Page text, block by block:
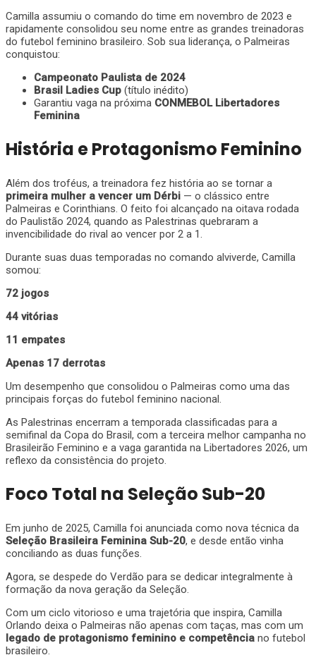
Camilla assumiu o comando do time em novembro de 2023 e
rapidamente consolidou seu nome entre as grandes treinadoras
do futebol feminino brasileiro. Sob sua liderança, o Palmeiras
conquistou:
Campeonato Paulista de 2024
Brasil Ladies Cup (título inédito)
Garantiu vaga na próxima CONMEBOL Libertadores
Feminina
História e Protagonismo Feminino
Além dos troféus, a treinadora fez história ao se tornar a
primeira mulher a vencer um Dérbi — o clássico entre
Palmeiras e Corinthians. O feito foi alcançado na oitava rodada
do Paulistão 2024, quando as Palestrinas quebraram a
invencibilidade do rival ao vencer por 2 a 1.
Durante suas duas temporadas no comando alviverde, Camilla
somou:
72 jogos
44 vitórias
11 empates
Apenas 17 derrotas
Um desempenho que consolidou o Palmeiras como uma das
principais forças do futebol feminino nacional.
As Palestrinas encerram a temporada classificadas para a
semifinal da Copa do Brasil, com a terceira melhor campanha no
Brasileirão Feminino e a vaga garantida na Libertadores 2026, um
reflexo da consistência do projeto.
Foco Total na Seleção Sub-20
Em junho de 2025, Camilla foi anunciada como nova técnica da
Seleção Brasileira Feminina Sub-20, e desde então vinha
conciliando as duas funções.
Agora, se despede do Verdão para se dedicar integralmente à
formação da nova geração da Seleção.
Com um ciclo vitorioso e uma trajetória que inspira, Camilla
Orlando deixa o Palmeiras não apenas com taças, mas com um
legado de protagonismo feminino e competência no futebol
brasileiro.